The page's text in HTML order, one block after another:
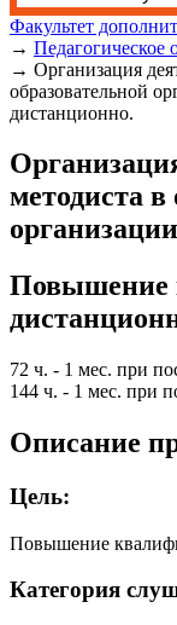
Факультет
→ Педагогическое
→ Организация
образовательной
дистанционно.
методиста в
Повышение
72 ч. - 1 мес. при
144 ч. - 1 мес. при
Описание
Цель:
Повышение
Категория